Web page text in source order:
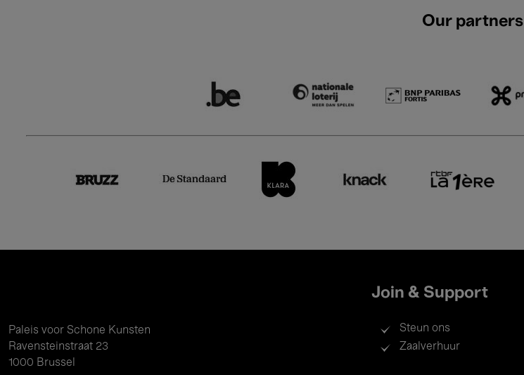
Our partners
Paleis voor Schone Kunsten
Ravensteinstraat 23
1000 Brussel
Join & Support
Steun ons
Zaalverhuur